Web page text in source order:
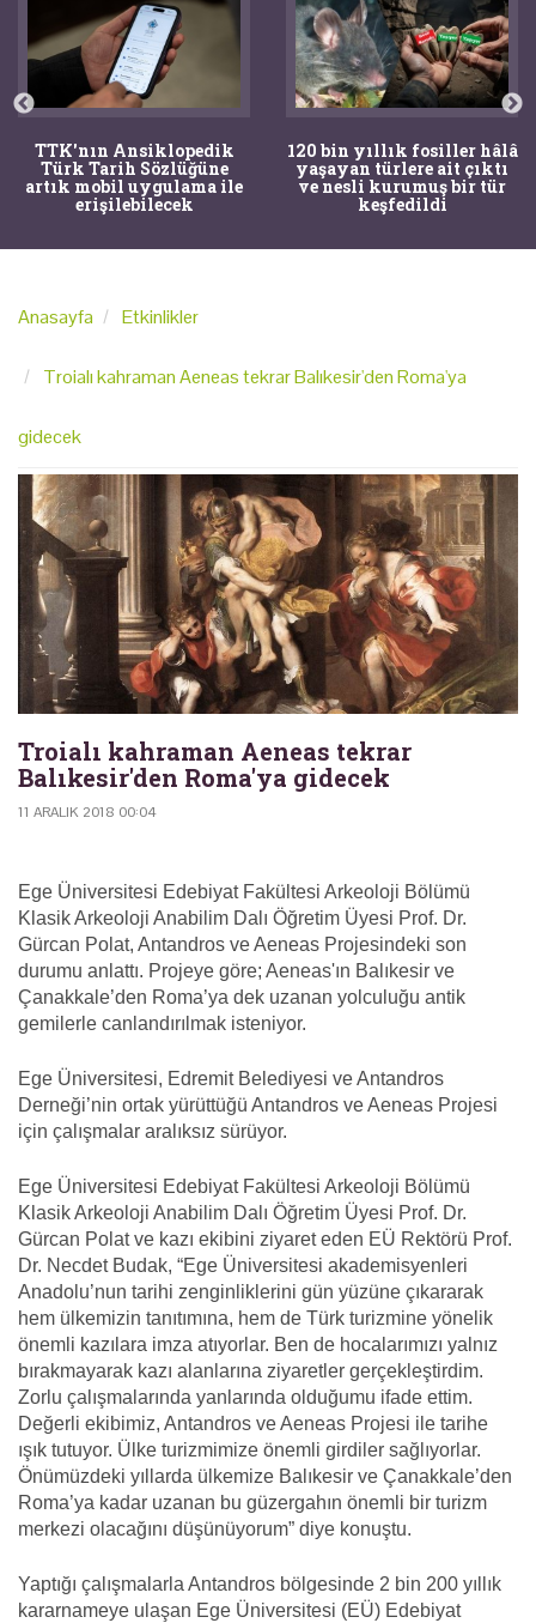
TTK'nın Ansiklopedik
Türk Tarih Sözlüğüne
artık mobil uygulama ile
erişilebilecek
120 bin yıllık fosiller hâlâ
yaşayan türlere ait çıktı
ve nesli kurumuş bir tür
keşfedildi
Anasayfa Etkinlikler
Troialı kahraman Aeneas tekrar Balıkesir'den Roma'ya
gidecek
Troialı kahraman Aeneas tekrar
Balıkesir'den Roma'ya gidecek
11 ARALIK 2018 00:04
Ege Üniversitesi Edebiyat Fakültesi Arkeoloji Bölümü
Klasik Arkeoloji Anabilim Dalı Öğretim Üyesi Prof. Dr.
Gürcan Polat, Antandros ve Aeneas Projesindeki son
durumu anlattı. Projeye göre; Aeneas'ın Balıkesir ve
Çanakkale’den Roma’ya dek uzanan yolculuğu antik
gemilerle canlandırılmak isteniyor.
Ege Üniversitesi, Edremit Belediyesi ve Antandros
Derneği’nin ortak yürüttüğü Antandros ve Aeneas Projesi
için çalışmalar aralıksız sürüyor.
Ege Üniversitesi Edebiyat Fakültesi Arkeoloji Bölümü
Klasik Arkeoloji Anabilim Dalı Öğretim Üyesi Prof. Dr.
Gürcan Polat ve kazı ekibini ziyaret eden EÜ Rektörü Prof.
Dr. Necdet Budak, “Ege Üniversitesi akademisyenleri
Anadolu’nun tarihi zenginliklerini gün yüzüne çıkararak
hem ülkemizin tanıtımına, hem de Türk turizmine yönelik
önemli kazılara imza atıyorlar. Ben de hocalarımızı yalnız
bırakmayarak kazı alanlarına ziyaretler gerçekleştirdim.
Zorlu çalışmalarında yanlarında olduğumu ifade ettim.
Değerli ekibimiz, Antandros ve Aeneas Projesi ile tarihe
ışık tutuyor. Ülke turizmimize önemli girdiler sağlıyorlar.
Önümüzdeki yıllarda ülkemize Balıkesir ve Çanakkale’den
Roma’ya kadar uzanan bu güzergahın önemli bir turizm
merkezi olacağını düşünüyorum” diye konuştu.
Yaptığı çalışmalarla Antandros bölgesinde 2 bin 200 yıllık
kararnameye ulaşan Ege Üniversitesi (EÜ) Edebiyat